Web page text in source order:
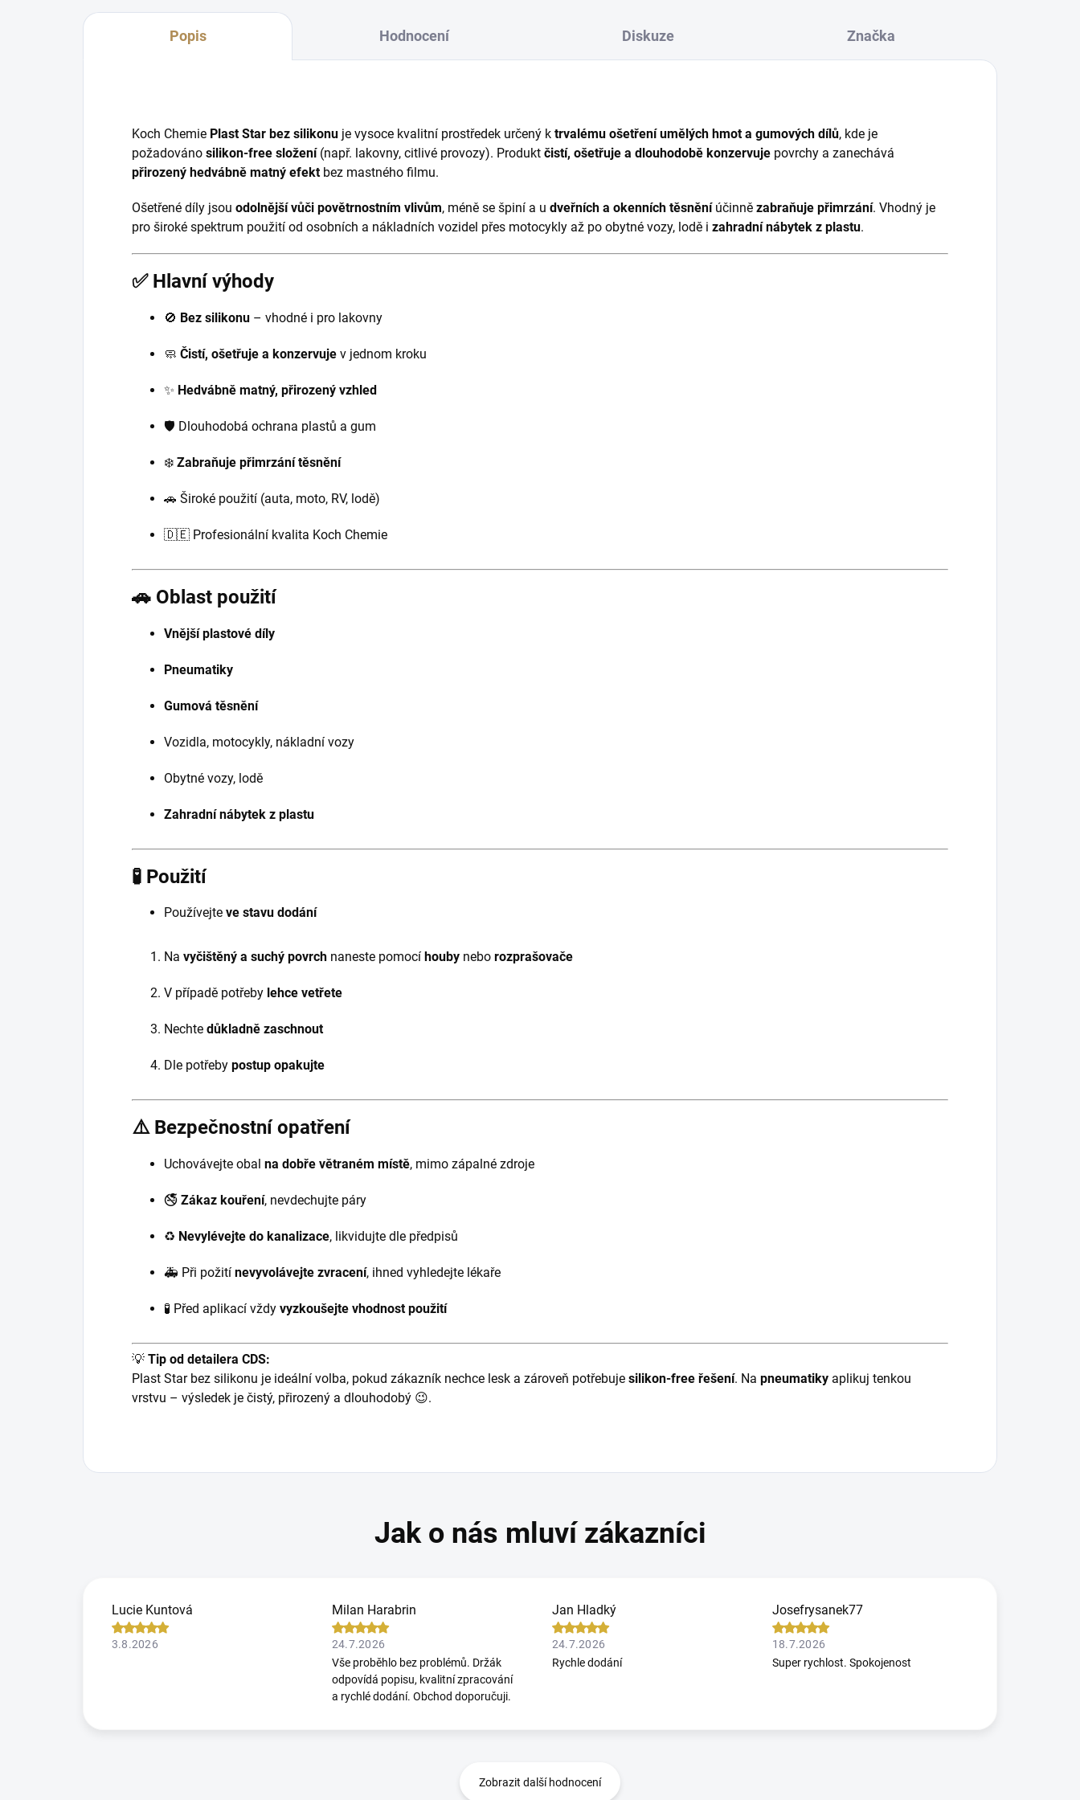
Popis Hodnocení Diskuze Značka
Koch Chemie Plast Star bez silikonu je vysoce kvalitní prostředek určený k trvalému ošetření umělých hmot a gumových dílů, kde je
požadováno silikon-free složení(např. lakovny, citlivé provozy). Produkt čistí, ošetřuje a dlouhodobě konzervuje povrchy a zanechává
přirozený hedvábně matný efektbez mastného filmu.
Ošetřené díly jsou odolnější vůči povětrnostním vlivům, méně se špiní a u dveřních a okenních těsněníúčinně zabraňuje přimrzání. Vhodný je
pro široké spektrum použití od osobních a nákladních vozidel přes motocykly až po obytné vozy, lodě i zahradní nábytek z plastu.
✅ Hlavní výhody
🚫 Bez silikonu – vhodné i pro lakovny
🧼 Čistí, ošetřuje a konzervuje v jednom kroku
✨ Hedvábně matný, přirozený vzhled
🛡️ Dlouhodobá ochrana plastů a gum
❄️ Zabraňuje přimrzání těsnění
🚗 Široké použití (auta, moto, RV, lodě)
🇩🇪 Profesionální kvalita Koch Chemie
🚗 Oblast použití
Vnější plastové díly
Pneumatiky
Gumová těsnění
Vozidla, motocykly, nákladní vozy
Obytné vozy, lodě
Zahradní nábytek z plastu
🧪 Použití
Používejte ve stavu dodání
Na vyčištěný a suchý povrch naneste pomocí houby nebo rozprašovače
V případě potřeby lehce vetřete
Nechte důkladně zaschnout
Dle potřeby postup opakujte
⚠️ Bezpečnostní opatření
Uchovávejte obal na dobře větraném místě, mimo zápalné zdroje
🚭 Zákaz kouření, nevdechujte páry
♻️ Nevylévejte do kanalizace, likvidujte dle předpisů
🚑 Při požití nevyvolávejte zvracení, ihned vyhledejte lékaře
🧪 Před aplikací vždy vyzkoušejte vhodnost použití
💡 Tip od detailera CDS:
Plast Star bez silikonu je ideální volba, pokud zákazník nechce lesk a zároveň potřebuje silikon-free řešení. Na pneumatiky aplikuj tenkou
vrstvu – výsledek je čistý, přirozený a dlouhodobý 😉.
Lucie Kuntová
3.8.2026
Milan Harabrin
24.7.2026
Vše proběhlo bez problémů. Držák
odpovídá popisu, kvalitní zpracování
a rychlé dodání. Obchod doporučuji.
Jan Hladký
24.7.2026
Rychle dodání
Josefrysanek77
18.7.2026
Super rychlost. Spokojenost
Zobrazit další hodnocení